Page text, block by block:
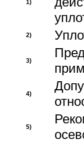
1)
2)
3)
4)
5)